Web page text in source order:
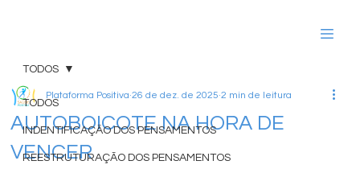
TODOS
INDENTIFICAÇÃO DOS PENSAMENTOS
REESTRUTURAÇÃO DOS PENSAMENTOS
TODOS
AUTOBOICOTE NA HORA DE
VENCER
Plataforma Positiva 26 de dez. de 2025 2 min de leitura